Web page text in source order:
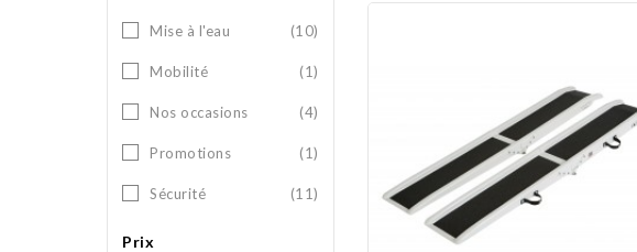
Mise à l'eau (10)
Mobilité (1)
Nos occasions (4)
Promotions (1)
Sécurité (11)
Prix